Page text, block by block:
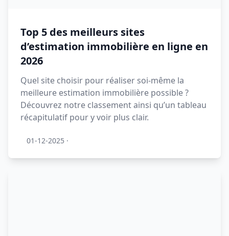
Top 5 des meilleurs sites
d’estimation immobilière en ligne en
2026
Quel site choisir pour réaliser soi-même la
meilleure estimation immobilière possible ?
Découvrez notre classement ainsi qu’un tableau
récapitulatif pour y voir plus clair.
01-12-2025 ·